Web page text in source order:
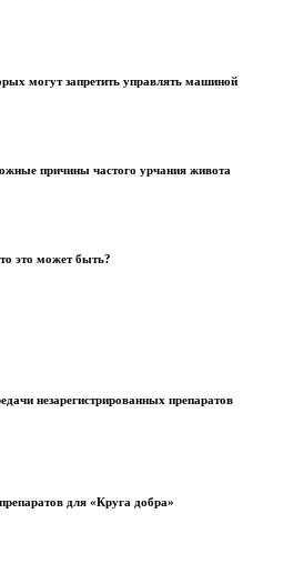
могут запретить управлять машиной
причины частого урчания живота
это может быть?
незарегистрированных препаратов
для «Круга добра»